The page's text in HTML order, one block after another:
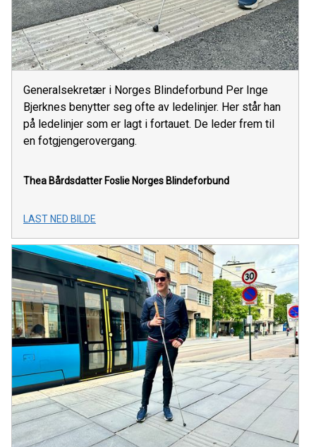
Generalsekretær i Norges Blindeforbund Per Inge
Bjerknes benytter seg ofte av ledelinjer. Her står han
på ledelinjer som er lagt i fortauet. De leder frem til
en fotgjengerovergang.
Thea Bårdsdatter Foslie Norges Blindeforbund
LAST NED BILDE